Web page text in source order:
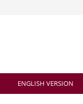
ENGLISH VERSION